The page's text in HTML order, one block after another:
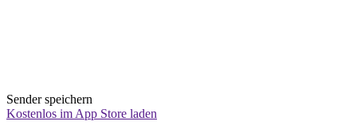
Sender speichern
Kostenlos im App Store laden